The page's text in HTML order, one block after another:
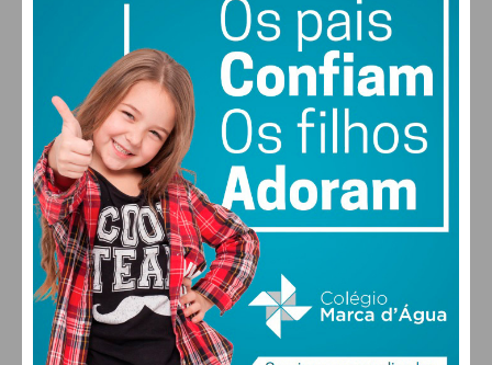
SEX SÁB
28°
DOM
29
SEG
ALTERAR
FARMACIAS DE SERVIÇO EM PAÇOS DE
FERREIRA